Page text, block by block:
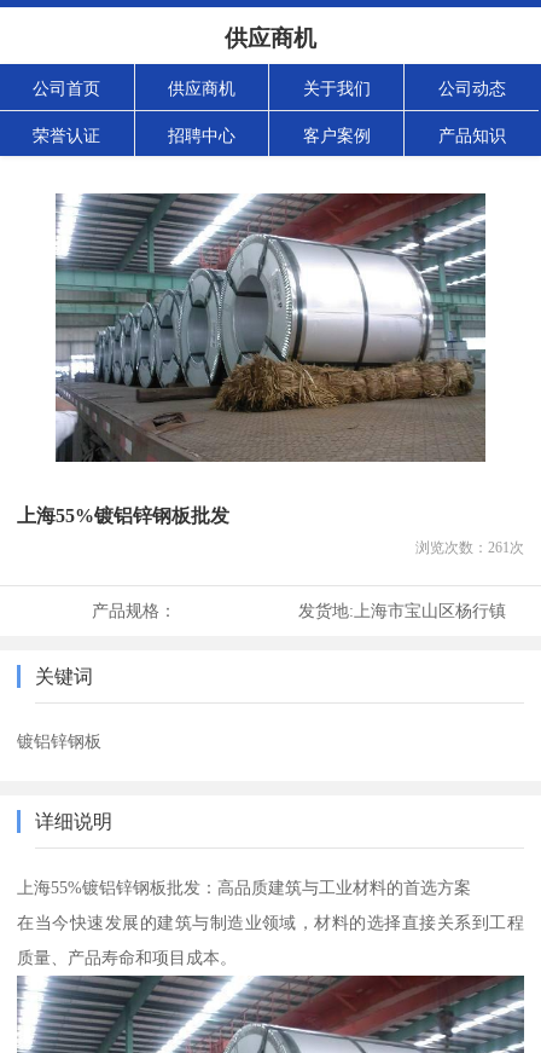
供应商机
公司首页 供应商机 关于我们 公司动态
荣誉认证 招聘中心 客户案例 产品知识
上海55%镀铝锌钢板批发
浏览次数： 261次
产品规格： 发货地: 上海市宝山区杨行镇
关键词
镀铝锌钢板
详细说明
上海55%镀铝锌钢板批发：高品质建筑与工业材料的首选方案
在当今快速发展的建筑与制造业领域，材料的选择直接关系到工程
质量、产品寿命和项目成本。